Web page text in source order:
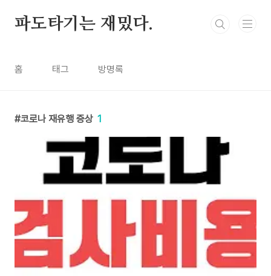
파도타기는 재밌다.
홈 태그 방명록
코로나 재유행 증상 1